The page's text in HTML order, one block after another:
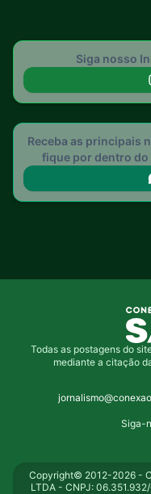
Siga nosso
Receba as principais
fique por dentro
Todas as postagens do
mediante a citação
Siga-
Copyright© 2012-2026 -
LTDA - CNPJ: